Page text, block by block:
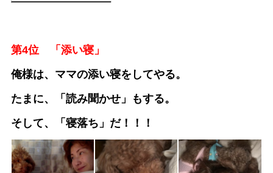
第4位 「添い寝」
俺様は、ママの添い寝をしてやる。
たまに、「読み聞かせ」もする。
そして、「寝落ち」だ！！！